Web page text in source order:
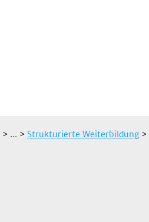
> ... > Strukturierte Weiterbildung>